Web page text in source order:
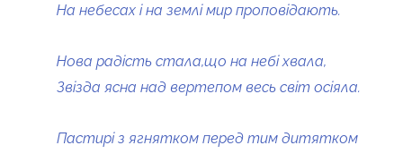
На небесах і на землі мир проповідають.
Нова радість стала,що на небі хвала,
Звізда ясна над вертепом весь світ осіяла.
Пастирі з ягнятком перед тим дитятком